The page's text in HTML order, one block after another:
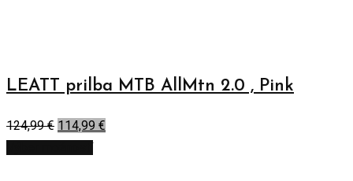
LEATT prilba MTB AllMtn 2.0 , Pink
124,99€ 114,99 €